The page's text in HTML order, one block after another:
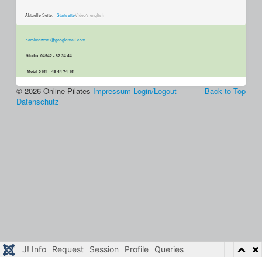
Aktuelle Seite: StartseiteVideo's english
carolinewert3@googlemail.com
Studio 04542 - 82 34 44
Mobil 0151 - 46 44 74 15
Back to Top
© 2026 Online Pilates Impressum Login/Logout
Datenschutz
J! Info Request Session Profile Queries